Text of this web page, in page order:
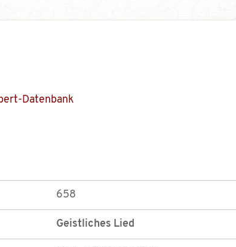
Datenbank
658
Geistliches Lied